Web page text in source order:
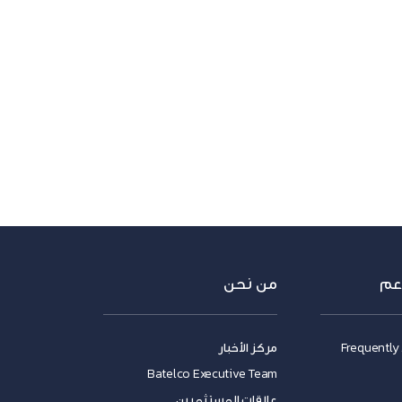
من نحن
مركز الأخبار
Batelco Executive Team